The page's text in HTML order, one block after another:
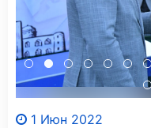
1 Июн 2022